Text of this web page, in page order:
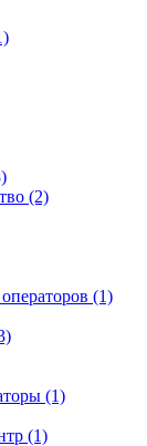
(2)
(1)
(1)
(1)